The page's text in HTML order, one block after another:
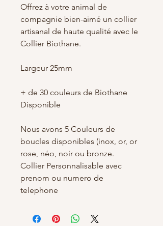
Offrez à votre animal de
compagnie bien-aimé un collier
artisanal de haute qualité avec le
Collier Biothane.
Largeur 25mm
+ de 30 couleurs de Biothane
Disponible
Nous avons 5 Couleurs de
boucles disponibles (inox, or, or
rose, néo, noir ou bronze.
Collier Personnalisable avec
prenom ou numero de
telephone